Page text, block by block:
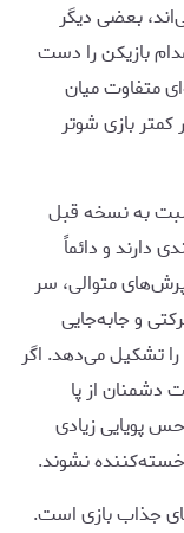
بعضی دیگر
بازیکن را دست
متفاوت میان
بازی شوتر
به نسخه قبل
دارند و دائماً
متوالی، سر
و جابه‌جایی
تشکیل می‌دهد. اگر
دشمنان از پا
پویایی زیادی
نشوند.
جذاب بازی است.